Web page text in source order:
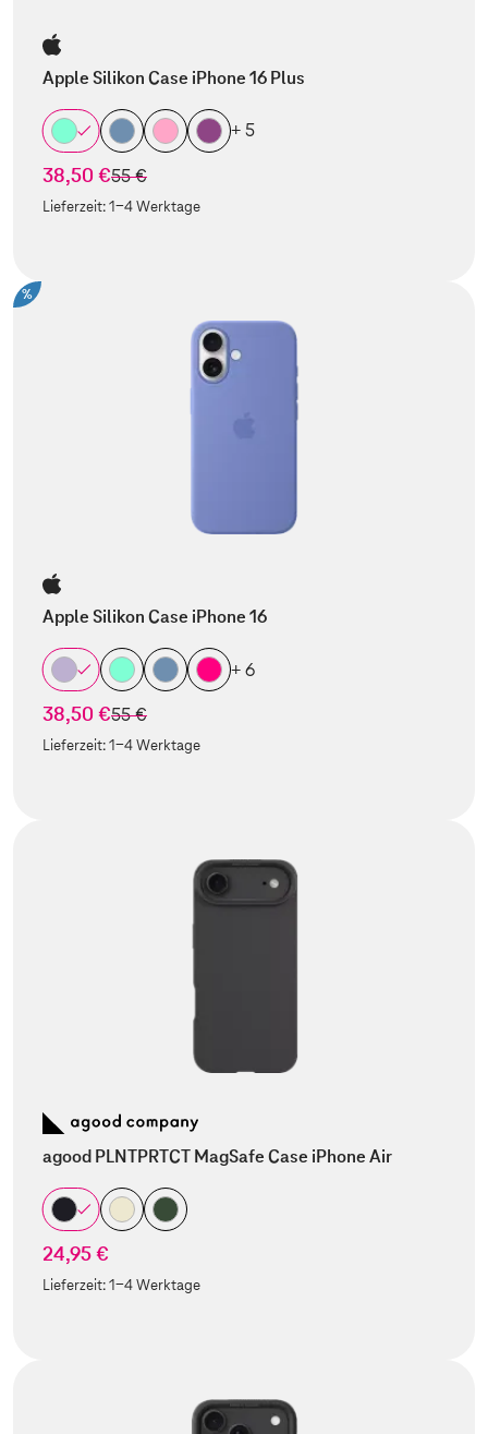
Apple Silikon Case iPhone 16 Plus
+ 5
38,50 €statt
55 €
Lieferzeit:1-4 Werktage
%
Apple Silikon Case iPhone 16
+ 6
38,50 €statt
55 €
Lieferzeit:1-4 Werktage
agood PLNTPRTCT MagSafe Case iPhone Air
24,95 €
Lieferzeit:1-4 Werktage